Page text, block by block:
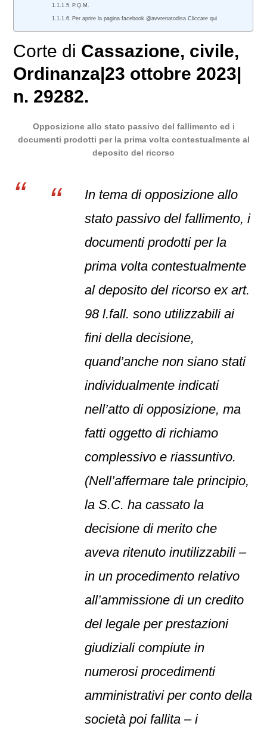
P.Q.M.
Per aprire la pagina facebook @avvrenatodisa Cliccare qui
Corte di Cassazione, civile,
Ordinanza|23 ottobre 2023|
n. 29282.
Opposizione allo stato passivo del fallimento ed i
documenti prodotti per la prima volta contestualmente al
deposito del ricorso
In tema di opposizione allo
stato passivo del fallimento, i
documenti prodotti per la
prima volta contestualmente
al deposito del ricorso ex art.
98 l.fall. sono utilizzabili ai
fini della decisione,
quand’anche non siano stati
individualmente indicati
nell’atto di opposizione, ma
fatti oggetto di richiamo
complessivo e riassuntivo.
(Nell’affermare tale principio,
la S.C. ha cassato la
decisione di merito che
aveva ritenuto inutilizzabili –
in un procedimento relativo
all’ammissione di un credito
del legale per prestazioni
giudiziali compiute in
numerosi procedimenti
amministrativi per conto della
società poi fallita – i